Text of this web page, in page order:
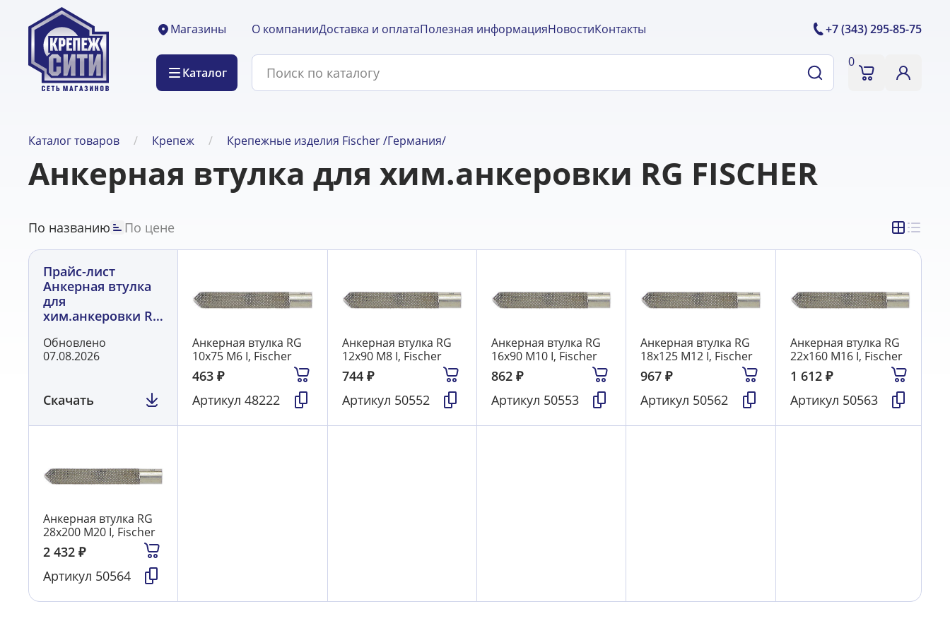
Магазины
Каталог
О компанииДоставка и оплатаПолезная информацияНовостиКонтакты +7 (343) 295-85-75
0
Каталог товаров Крепеж Крепежные изделия Fischer /Германия/
Анкерная втулка для хим.анкеровки RG FISCHER
По названию По цене
Прайс-лист
Анкерная втулка
для
хим.анкеровки RG
Обновлено
07.08.2026
Скачать
Анкерная втулка RG
10х75 М6 I, Fischer
463₽
Артикул48222
Анкерная втулка RG
12х90 М8 I, Fischer
744 ₽
Артикул 50552
Анкерная втулка RG
16х90 М10 I, Fischer
862 ₽
Артикул 50553
Анкерная втулка RG
18х125 М12 I, Fischer
967₽
Артикул 50562
Анкерная втулка RG
22х160 М16 I, Fischer
1 612 ₽
Артикул 50563
Анкерная втулка RG
28х200 М20 I, Fischer
2 432 ₽
Артикул 50564